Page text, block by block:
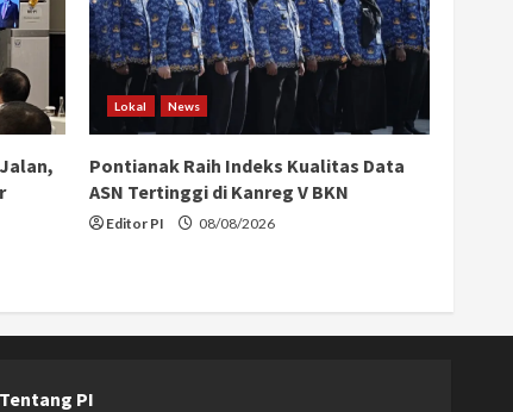
Lokal News
Pontianak Raih Indeks Kualitas Data
ASN Tertinggi di Kanreg V BKN
Editor PI 08/08/2026
Tentang PI